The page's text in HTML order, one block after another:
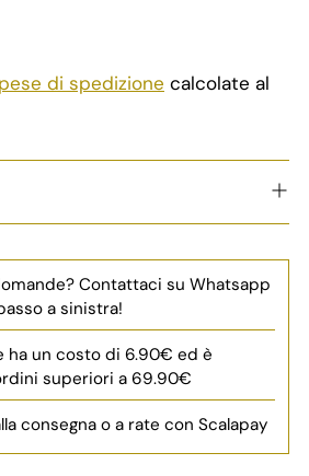
di spedizione calcolate al
Contattaci su Whatsapp
a sinistra!
ha un costo di 6.90€ ed è
superiori a 69.90€
consegna o a rate con Scalapay